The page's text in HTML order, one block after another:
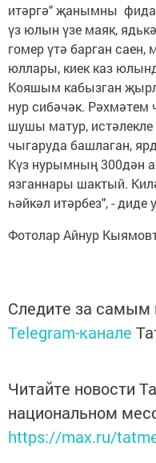
итәргә" җанымны фида
үз юлын үзе маяк,
гомер үтә барган саен,
юллары, киек каз
Кояшым кабызган
нур сибәчәк. Рәхмәтем
шушы матур,
чыгаруда башлаган,
Күз нурымның 300дән
язганнары шактый.
һәйкәл итәрбез", -
Фотолар Айнур
Следите за
Telegram-канале
Читайте новости
национальном
https://max.ru/